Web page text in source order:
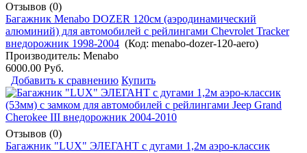
Отзывов (0)
Багажник Menabo DOZER 120см (аэродинамический
алюминий) для автомобилей с рейлингами Chevrolet Tracker
внедорожник 1998-2004 (Код: menabo-dozer-120-aero)
Производитель: Menabo
6000.00 Руб.
Добавить к сравнению Купить
Отзывов (0)
Багажник "LUX" ЭЛЕГАНТ с дугами 1,2м аэро-классик